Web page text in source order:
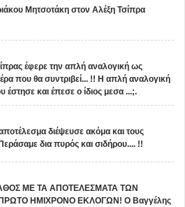
Μητσοτάκη στον Αλέξη Τσίπρα
έφερε την απλή αναλογική ως
που θα συντριβεί... !! Η απλή αναλογική
έστησε και έπεσε ο ίδιος μεσα ...;.
διέψευσε ακόμα και τους
δια πυρός και σιδήρου.... !!
ΜΕ ΤΑ ΑΠΟΤΕΛΕΣΜΑΤΑ ΤΩΝ
ΗΜΙΧΡΟΝΟ ΕΚΛΟΓΩΝ! Ο Βαγγέλης